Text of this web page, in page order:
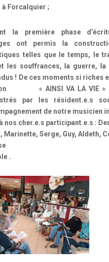
à Forcalquier ;
la première phase
ont permis la
telles que le temps, le
les souffrances, la guerre, la
! De ces moments si riches
« AINSI VA LA VIE »
par les résident.e.s
de notre musicien
nos cher.e.s participant.e.s :
Marinette, Serge, Guy, Aldeth,
.